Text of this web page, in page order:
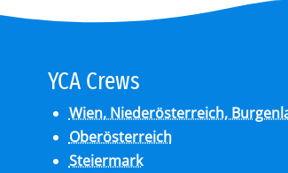
YCA Crews
Wien, Niederösterreich,
Oberösterreich
Steiermark